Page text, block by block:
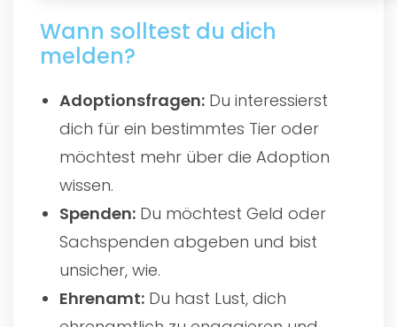
Wann solltest du dich
melden?
Adoptionsfragen: Du interessierst
dich für ein bestimmtes Tier oder
möchtest mehr über die Adoption
wissen.
Spenden: Du möchtest Geld oder
Sachspenden abgeben und bist
unsicher, wie.
Ehrenamt: Du hast Lust, dich